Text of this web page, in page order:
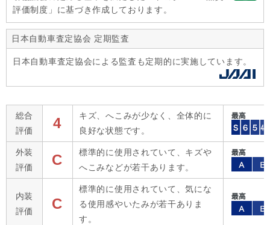
評価制度」に基づき作成しております。
日本自動車査定協会 定期監査
日本自動車査定協会による監査も定期的に実施しています。
総合
評価
4
キズ、へこみが少なく、全体的に
良好な状態です。
外装
評価
C
標準的に使用されていて、キズや
へこみなどが若干あります。
内装
評価
C
標準的に使用されていて、気にな
る使用感やいたみが若干ありま
す。